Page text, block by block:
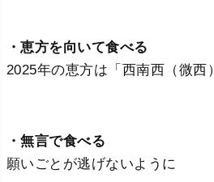
・恵方を向いて食べる
2025年の恵方は「西南西（微西
・無言で食べる
願いごとが逃げないように